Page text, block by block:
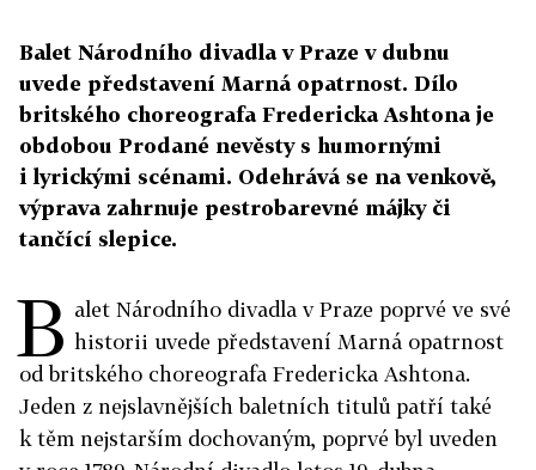
Balet Národního divadla v Praze v dubnu
uvede představení Marná opatrnost. Dílo
britského choreografa Fredericka Ashtona je
obdobou Prodané nevěsty s humornými
i lyrickými scénami. Odehrává se na venkově,
výprava zahrnuje pestrobarevné májky či
tančící slepice.
B alet Národního divadla v Praze poprvé ve své
historii uvede představení Marná opatrnost
od britského choreografa Fredericka Ashtona.
Jeden z nejslavnějších baletních titulů patří také
k těm nejstarším dochovaným, poprvé byl uveden